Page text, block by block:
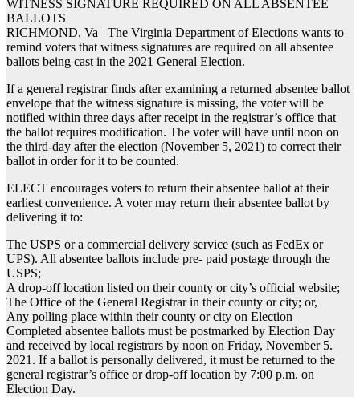
WITNESS SIGNATURE REQUIRED ON ALL ABSENTEE
BALLOTS
RICHMOND, Va –The Virginia Department of Elections wants to
remind voters that witness signatures are required on all absentee
ballots being cast in the 2021 General Election.
If a general registrar finds after examining a returned absentee ballot
envelope that the witness signature is missing, the voter will be
notified within three days after receipt in the registrar’s office that
the ballot requires modification. The voter will have until noon on
the third-day after the election (November 5, 2021) to correct their
ballot in order for it to be counted.
ELECT encourages voters to return their absentee ballot at their
earliest convenience. A voter may return their absentee ballot by
delivering it to:
The USPS or a commercial delivery service (such as FedEx or
UPS). All absentee ballots include pre- paid postage through the
USPS;
A drop-off location listed on their county or city’s official website;
The Office of the General Registrar in their county or city; or,
Any polling place within their county or city on Election
Completed absentee ballots must be postmarked by Election Day
and received by local registrars by noon on Friday, November 5.
2021. If a ballot is personally delivered, it must be returned to the
general registrar’s office or drop-off location by 7:00 p.m. on
Election Day.